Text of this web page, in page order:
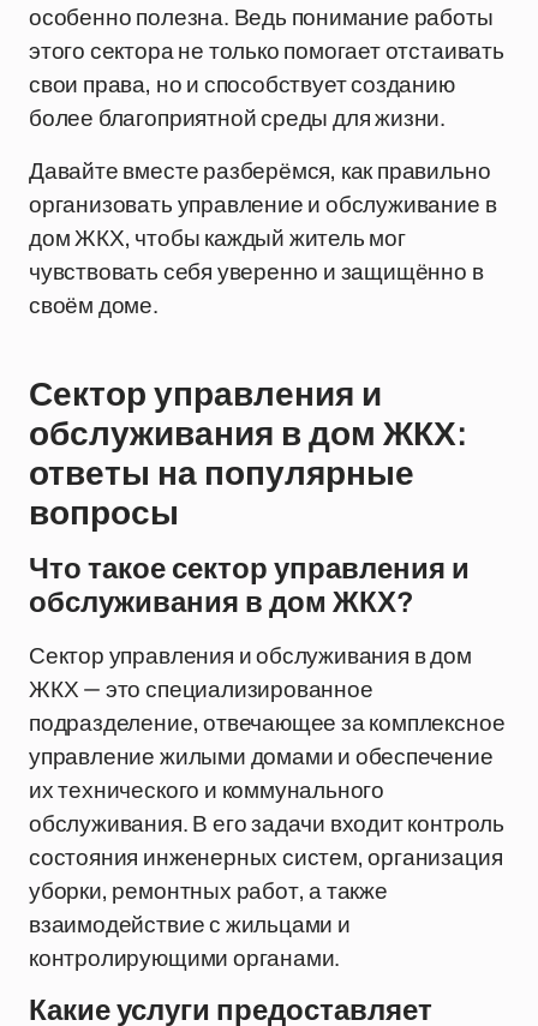
особенно полезна. Ведь понимание работы
этого сектора не только помогает отстаивать
свои права, но и способствует созданию
более благоприятной среды для жизни.
Давайте вместе разберёмся, как правильно
организовать управление и обслуживание в
дом ЖКХ, чтобы каждый житель мог
чувствовать себя уверенно и защищённо в
своём доме.
Сектор управления и
обслуживания в дом ЖКХ:
ответы на популярные
вопросы
Что такое сектор управления и
обслуживания в дом ЖКХ?
Сектор управления и обслуживания в дом
ЖКХ — это специализированное
подразделение, отвечающее за комплексное
управление жилыми домами и обеспечение
их технического и коммунального
обслуживания. В его задачи входит контроль
состояния инженерных систем, организация
уборки, ремонтных работ, а также
взаимодействие с жильцами и
контролирующими органами.
Какие услуги предоставляет